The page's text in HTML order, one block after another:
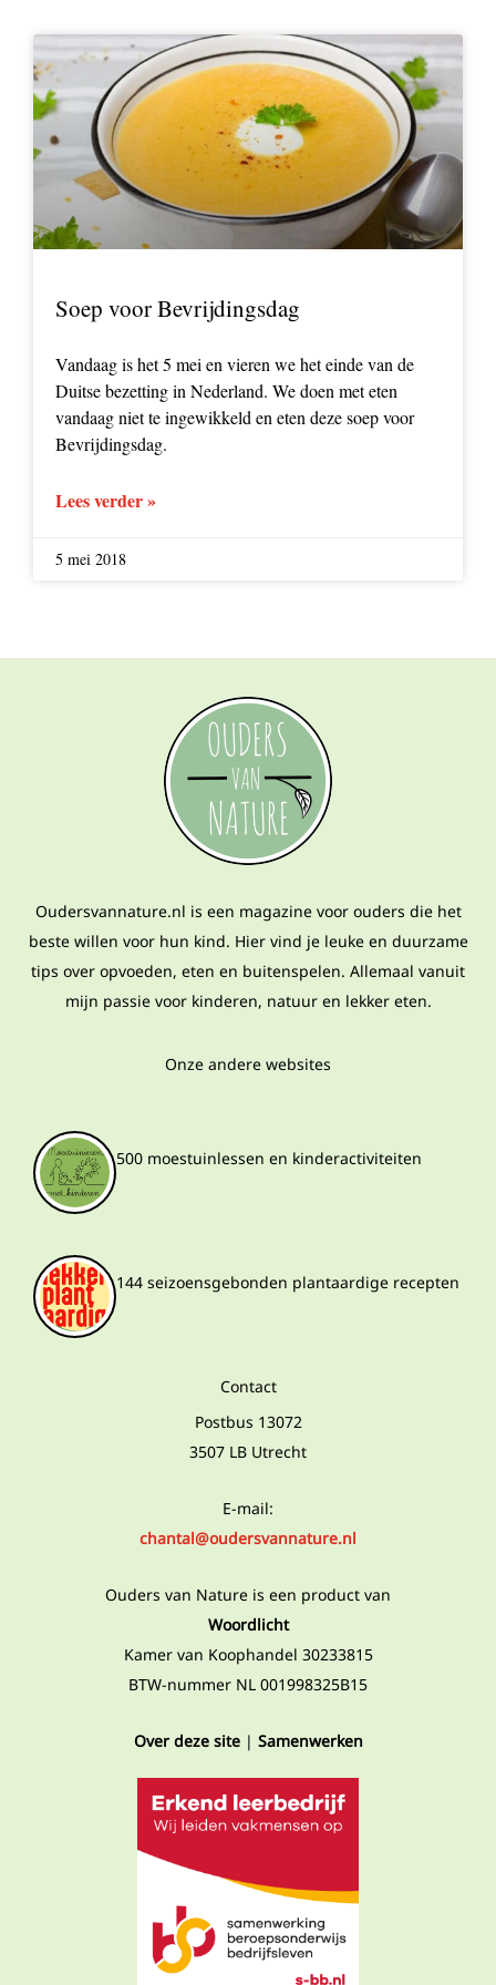
Soep voor Bevrijdingsdag
Vandaag is het 5 mei en vieren we het einde van de
Duitse bezetting in Nederland. We doen met eten
vandaag niet te ingewikkeld en eten deze soep voor
Bevrijdingsdag.
Lees verder »
5 mei 2018
Oudersvannature.nl is een magazine voor ouders die het
beste willen voor hun kind. Hier vind je leuke en duurzame
tips over opvoeden, eten en buitenspelen. Allemaal vanuit
mijn passie voor kinderen, natuur en lekker eten.
Onze andere websites
500 moestuinlessen en kinderactiviteiten
144 seizoensgebonden plantaardige recepten
Contact
Postbus 13072
3507 LB Utrecht
E-mail:
chantal@oudersvannature.nl
Ouders van Nature is een product van
Woordlicht
Kamer van Koophandel 30233815
BTW-nummer NL 001998325B15
Over deze site| Samenwerken